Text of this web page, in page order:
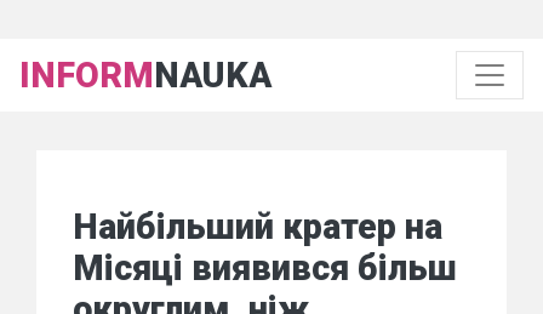
INFORMNAUKA
Найбільший кратер на
Місяці виявився більш